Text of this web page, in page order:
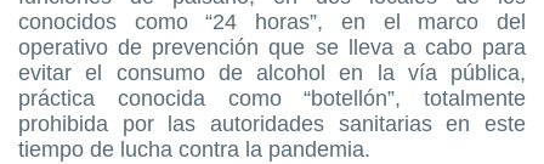
conocidos como “24 horas”, en el marco del
operativo de prevención que se lleva a cabo para
evitar el consumo de alcohol en la vía pública,
práctica conocida como “botellón”, totalmente
prohibida por las autoridades sanitarias en este
tiempo de lucha contra la pandemia.